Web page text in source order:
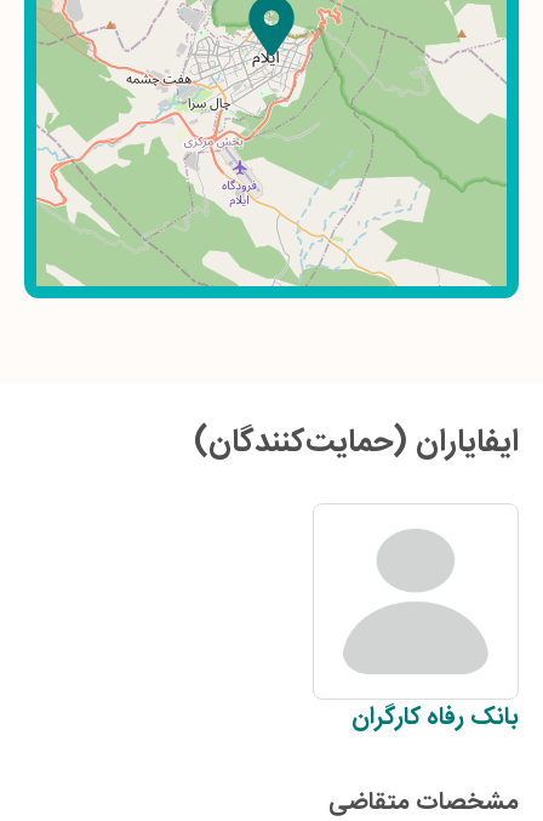
ایفایاران (حمایت‌کنندگان)
بانکرفاه کارگران
مشخصات متقاضی